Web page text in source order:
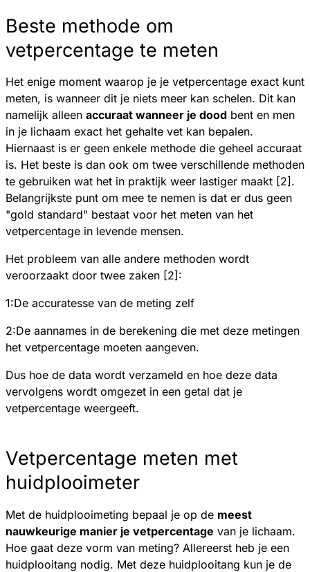
Beste methode om
vetpercentage te meten
Het enige moment waarop je je vetpercentage exact kunt
meten, is wanneer dit je niets meer kan schelen. Dit kan
namelijk alleen accuraat wanneer je dood bent en men
in je lichaam exact het gehalte vet kan bepalen.
Hiernaast is er geen enkele methode die geheel accuraat
is. Het beste is dan ook om twee verschillende methoden
te gebruiken wat het in praktijk weer lastiger maakt [2].
Belangrijkste punt om mee te nemen is dat er dus geen
"gold standard" bestaat voor het meten van het
vetpercentage in levende mensen.
Het probleem van alle andere methoden wordt
veroorzaakt door twee zaken [2]:
1:De accuratesse van de meting zelf
2:De aannames in de berekening die met deze metingen
het vetpercentage moeten aangeven.
Dus hoe de data wordt verzameld en hoe deze data
vervolgens wordt omgezet in een getal dat je
vetpercentage weergeeft.
Vetpercentage meten met
huidplooimeter
Met de huidplooimeting bepaal je op de meest
nauwkeurige manier je vetpercentage van je lichaam.
Hoe gaat deze vorm van meting? Allereerst heb je een
huidplooitang nodig. Met deze huidplooitang kun je de